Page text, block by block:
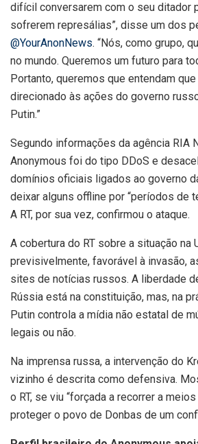
difícil conversarem com o seu ditador
sofrerem represálias”, disse um dos
@YourAnonNews. “Nós, como grupo,
no mundo. Queremos um futuro para
Portanto, queremos que entendam
direcionado às ações do governo
Putin.”
Segundo informações da agência RIA
Anonymous foi do tipo DDoS e
domínios oficiais ligados ao governo
deixar alguns offline por “períodos de
A RT, por sua vez, confirmou o ataque.
A cobertura do RT sobre a situação na
previsivelmente, favorável à invasão,
sites de notícias russos. A liberdade
Rússia está na constituição, mas, na
Putin controla a mídia não estatal de
legais ou não.
Na imprensa russa, a intervenção do
vizinho é descrita como defensiva.
o RT, se viu “forçada a recorrer a
proteger o povo de Donbas de um